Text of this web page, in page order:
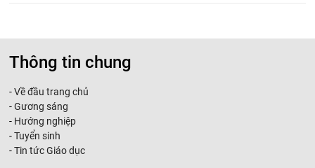
Thông tin chung
-Về đầu trang chủ
-Gương sáng
- Hướng nghiệp
-Tuyển sinh
-Tin tức Giáo dục